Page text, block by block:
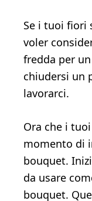
Se i tuoi fiori
voler
fredda per
chiudersi un
lavorarci.
Ora che i
momento di
bouquet.
da usare
bouquet.